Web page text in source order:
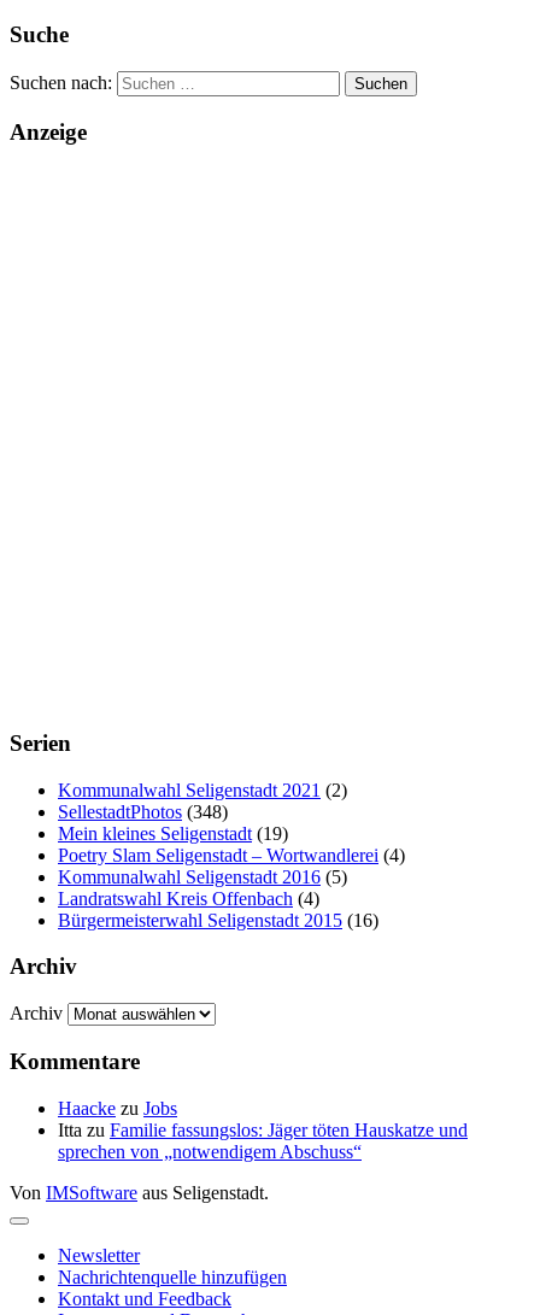
Suche
Suchen nach:
Anzeige
Serien
Kommunalwahl Seligenstadt 2021 (2)
SellestadtPhotos (348)
Mein kleines Seligenstadt (19)
Poetry Slam Seligenstadt – Wortwandlerei (4)
Kommunalwahl Seligenstadt 2016 (5)
Landratswahl Kreis Offenbach (4)
Bürgermeisterwahl Seligenstadt 2015 (16)
Archiv
Archiv
Kommentare
Haacke zu Jobs
Itta zu Familie fassungslos: Jäger töten Hauskatze und
sprechen von „notwendigem Abschuss“
Von IMSoftware aus Seligenstadt.
Newsletter
Nachrichtenquelle hinzufügen
Kontakt und Feedback